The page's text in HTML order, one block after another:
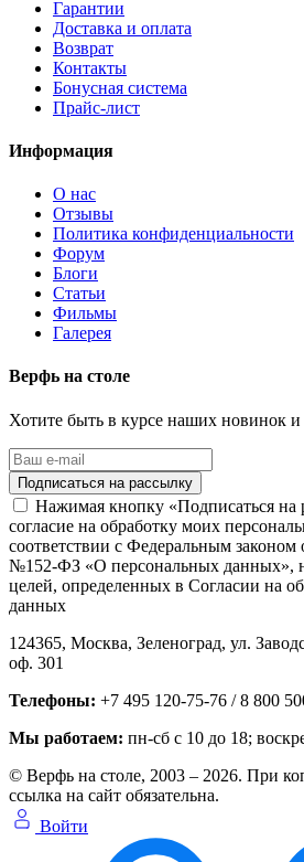
Гарантии
Доставка и оплата
Возврат
Контакты
Бонусная система
Прайс-лист
Информация
О нас
Отзывы
Политика конфиденциальности
Форум
Блоги
Статьи
Фильмы
Галерея
Верфь на столе
Хотите быть в курсе наших новинок и
Нажимая кнопку «Подписаться на
согласие на обработку моих
соответствии с Федеральным законом
№152-ФЗ «О персональных данных»,
целей, определенных в Согласии на
данных
124365, Москва, Зеленоград, ул.
оф. 301
Телефоны: +7 495 120-75-76 / 8 800
Мы работаем: пн-сб с 10 до 18;
© Верфь на столе, 2003 – 2026. При
ссылка на сайт обязательна.
Войти